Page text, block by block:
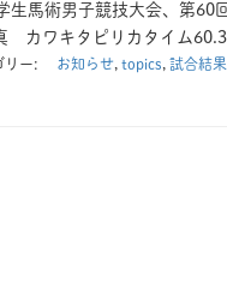
馬術男子競技大会、第60
カワキタピリカタイム
リー: お知らせ, topics 試合結果